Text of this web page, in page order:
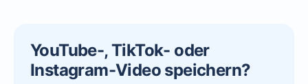
YouTube-, TikTok- oder
Instagram-Video speichern?